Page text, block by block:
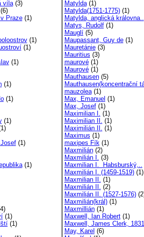
víla(3)
Praze(1)
(1)
(1)
(1)
(1)
(1)
(1)
(1)
(1)
(1)
(1)
Matylda(1)
Matylda(1751-1775)(1)
Matylda, anglická královna..
Matys, Rudolf(1)
Mauglí(5)
Maupassant, Guy de(1)
Mauretánie(3)
Mauritius (3)
maurové(1)
Maurové(1)
Mauthausen(5)
Mauthausen(koncentrační
mauzolea(1)
Max, Emanuel (1)
Max, Josef(1)
Maximilian I. (1)
Maximilian II. (1)
Maximilián II. (1)
Maximus (1)
maxipes Fík(1)
Maxmilián(2)
Maxmilián I. (3)
Maxmilian I. Habsburský,..
Maxmilián I. (1459-1519)(1)
Maxmilian II. (1)
Maxmilián II. (2)
Maxmilián II. (1527-1576)
Maxmilián(král)(1)
Maxmillián(1)
Maxwell, Ian Robert(1)
Maxwell, James Clerk,
May, Karel (6)